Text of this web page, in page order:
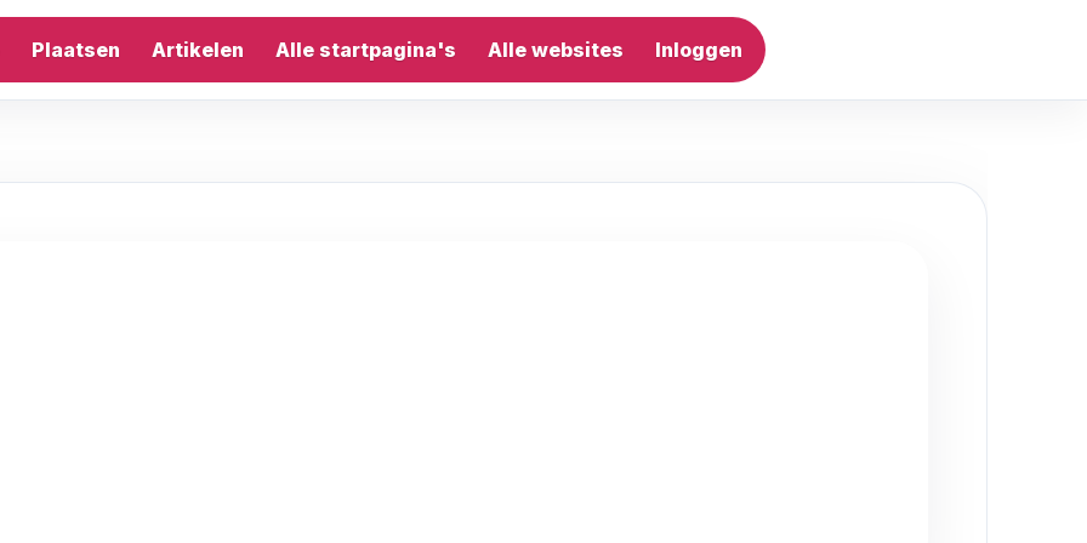
Plaatsen Artikelen Alle startpagina's Alle websites Inloggen